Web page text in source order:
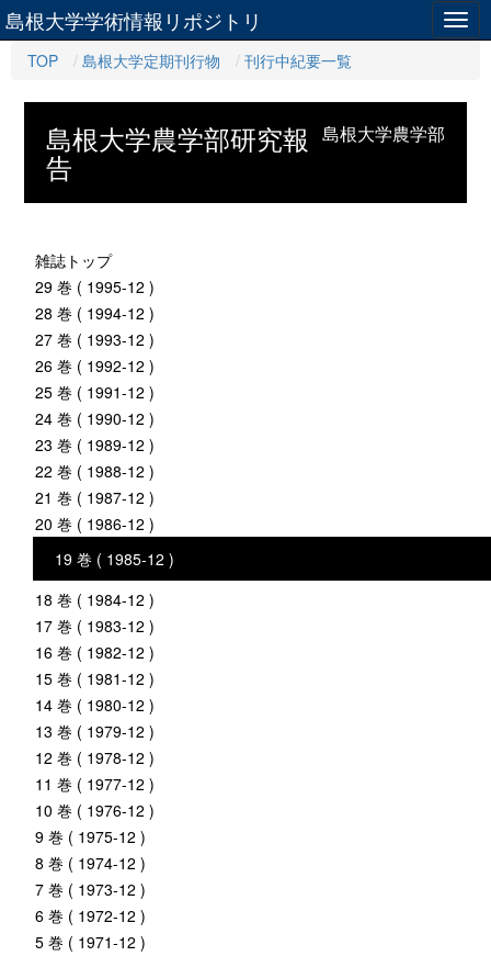
島根大学学術情報リポジトリ
TOP 島根大学定期刊行物 刊行中紀要一覧
島根大学農学部
島根大学農学部研究報
告
雑誌トップ
29 巻 ( 1995-12 )
28 巻 ( 1994-12 )
27 巻 ( 1993-12 )
26 巻 ( 1992-12 )
25 巻 ( 1991-12 )
24 巻 ( 1990-12 )
23 巻 ( 1989-12 )
22 巻 ( 1988-12 )
21 巻 ( 1987-12 )
20 巻 ( 1986-12 )
19 巻 ( 1985-12 )
18 巻 ( 1984-12 )
17 巻 ( 1983-12 )
16 巻 ( 1982-12 )
15 巻 ( 1981-12 )
14 巻 ( 1980-12 )
13 巻 ( 1979-12 )
12 巻 ( 1978-12 )
11 巻 ( 1977-12 )
10 巻 ( 1976-12 )
9 巻 ( 1975-12 )
8 巻 ( 1974-12 )
7 巻 ( 1973-12 )
6 巻 ( 1972-12 )
5 巻 ( 1971-12 )